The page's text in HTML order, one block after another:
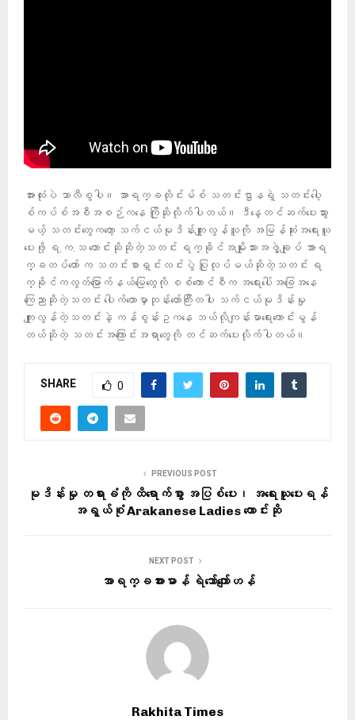
အားလုံးပဲ သာလီစွပါ။ အာရက္ခတိုင်းမ်စ် သတင်းဌာနရဲ့ သတင်းပေါ့
စ်ကပ်စ်အစီအစဉ်ကနေ ကြိုဆိုလိုက်ပါတယ်။ ဒီနေ့တင်ဆက်ပေးသွား
မယ့် သတင်းတွေကတော့ သက်ငယ်မုဒိန်းကျူးလွန်သူကို အမြန်ဆုံးအရေးယူ
ပေးဖို့ ရ.က.သ တောင်းဆိုဆိုတဲ့သတင်း ရက္ခိုင်အမျိုးသားအဖွဲ့ချုပ် အာရ
က္ခတပ်တော် က သတင်းစာရှင်းလင်းပွဲ ပြုလုပ်မယ်ဆိုတဲ့သတင်း ရ
က္ခိုင်ကလွတ်မြောက်နယ်မြေတွေကို စစ်ကောင်စီက အရေးပေါ်အခြေအနေ
ကြေညာဆိုတဲ့သတင်း ပေါက်တောမှာဘုန်းတော်ကြီးတပါး သက်ငယ်မုဒိန်းမှု
ကျူးလွန်တဲ့သတင်းနဲ့ ကန်စွန်းဥကနေ ဘယ်လိုကျန်းမာရေးကောင်းမွန်
တယ်ဆိုတဲ့ သတင်းအကြောင်းအရာတွေကို တင်ဆက်ပေးလိုက်ပါတယ်။
SHARE 0
PREVIOUS POST
မုဒိန်းမှု တရားခံကို ထိရောက်စွာ အပြစ်ပေး၊ အရေးယူပေးရန်
အရွယ်စုံ Arakanese Ladies တောင်းဆို
NEXT POST
အာရက္ခအားမာန် ရဲဘော်ကျော်ဟန်
Rakhita Times